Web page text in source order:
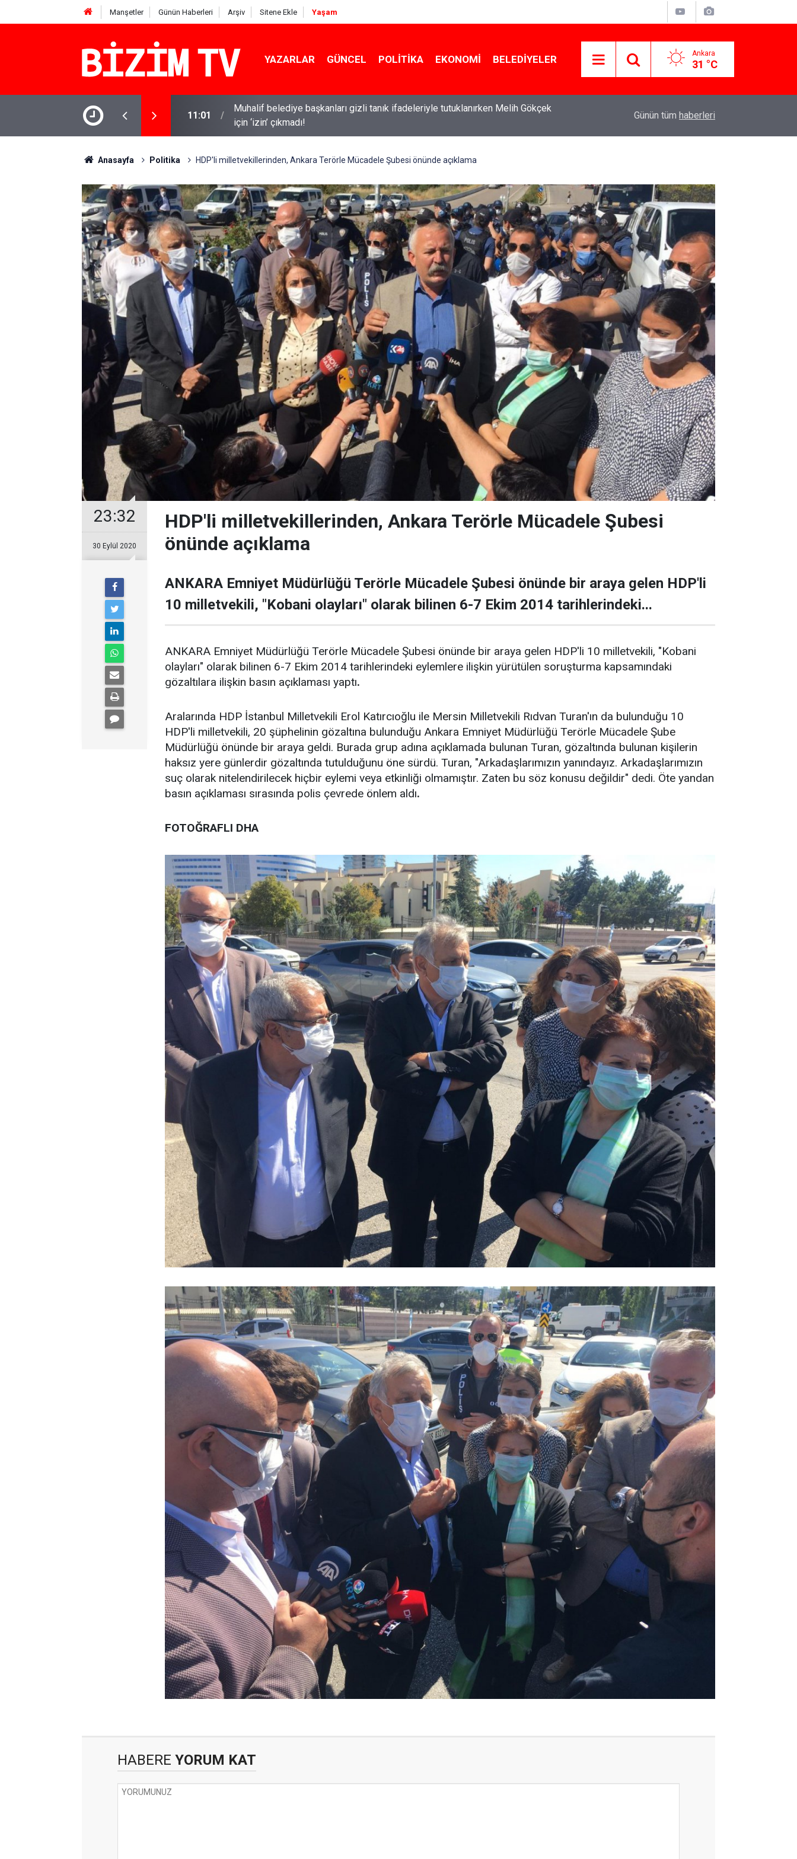
Manşetler Günün Haberleri Arşiv Sitene Ekle Yaşam
YAZARLAR GÜNCEL POLITIKA EKONOMI BELEDIYELER Ankara
31 °C
ifadeleriyle tutuklanırken Melih Gökçek
10:58 Kanlı saldırıların ardından okullarda yeni dönem başlıyor! YSK'dan YENİ Parti kararı: 15 yıllık temsilci
Günün tüm haberleri
Anasayfa Politika HDP'li milletvekillerinden, Ankara Terörle Mücadele Şubesi önünde açıklama
23:32
30 Eylül 2020
HDP'li milletvekillerinden, Ankara Terörle Mücadele Şubesi
önünde açıklama
ANKARA Emniyet Müdürlüğü Terörle Mücadele Şubesi önünde bir araya gelen HDP'li
10 milletvekili, "Kobani olayları" olarak bilinen 6-7 Ekim 2014 tarihlerindeki...
ANKARA Emniyet Müdürlüğü Terörle Mücadele Şubesi önünde bir araya gelen HDP'li 10 milletvekili, "Kobani
olayları" olarak bilinen 6-7 Ekim 2014 tarihlerindeki eylemlere ilişkin yürütülen soruşturma kapsamındaki
gözaltılara ilişkin basın açıklaması yaptı.
Aralarında HDP İstanbul Milletvekili Erol Katırcıoğlu ile Mersin Milletvekili Rıdvan Turan'ın da bulunduğu 10
HDP'li milletvekili, 20 şüphelinin gözaltına bulunduğu Ankara Emniyet Müdürlüğü Terörle Mücadele Şube
Müdürlüğü önünde bir araya geldi. Burada grup adına açıklamada bulunan Turan, gözaltında bulunan kişilerin
haksız yere günlerdir gözaltında tutulduğunu öne sürdü. Turan, "Arkadaşlarımızın yanındayız. Arkadaşlarımızın
suç olarak nitelendirilecek hiçbir eylemi veya etkinliği olmamıştır. Zaten bu söz konusu değildir" dedi. Öte yandan
basın açıklaması sırasında polis çevrede önlem aldı.
FOTOĞRAFLI DHA
HABERE YORUM KAT